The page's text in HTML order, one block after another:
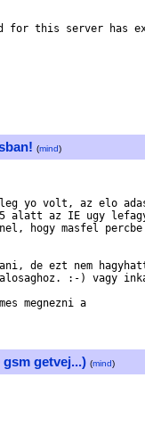
for this server has
(mind)
yo volt, az elo
alatt az IE ugy
hogy masfel
de ezt nem
:-) vagy
getvej...) (mind)